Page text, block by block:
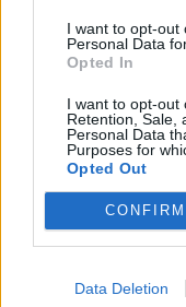
I want to opt-out
Personal Data
Opted In
I want to opt-out
Retention, Sale,
Personal Data
Purposes for
Opted Out
CONFIRM
Data Deletion
Médiatér
Liget
Krónika
Bihari Napló
Erdélyi Napló
Főtér
Rádió GaGa